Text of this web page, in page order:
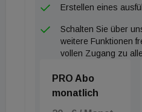
Erstellen eines
Schalten Sie über
weitere Funktionen
vollen Zugang zu
PRO Abo
monatlich